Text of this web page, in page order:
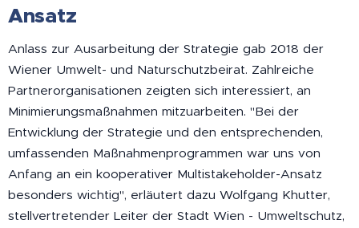
Ansatz
Anlass zur Ausarbeitung der Strategie gab 2018 der
Wiener Umwelt- und Naturschutzbeirat. Zahlreiche
Partnerorganisationen zeigten sich interessiert, an
Minimierungsmaßnahmen mitzuarbeiten. "Bei der
Entwicklung der Strategie und den entsprechenden,
umfassenden Maßnahmenprogrammen war uns von
Anfang an ein kooperativer Multistakeholder-Ansatz
besonders wichtig", erläutert dazu Wolfgang Khutter,
stellvertretender Leiter der Stadt Wien - Umweltschutz,